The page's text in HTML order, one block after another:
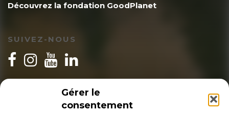
Gérer le
consentement
Découvrez la fondation GoodPlanet
SUIVEZ-NOUS
INSCRIPTION NEWSLETTER